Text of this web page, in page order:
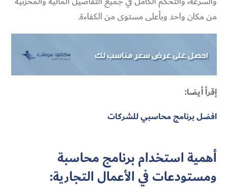
من مكان واحد وبأعلى مستوى من الكفاءة.
إقرأ أيضا:
افضل برنامج محاسبي للشركات
أهمية استخدام برنامج محاسبة
ومستودعات في الأعمال التجارية: